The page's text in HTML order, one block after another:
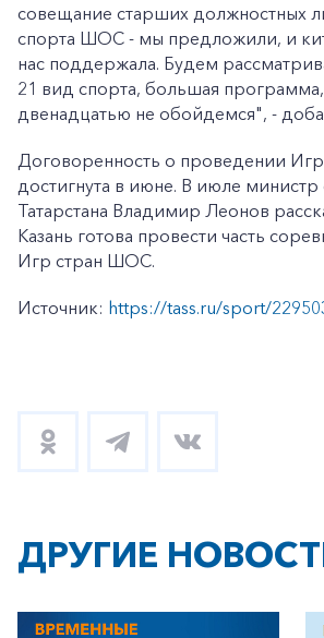
совещание старших должностных
спорта ШОС - мы предложили, и
нас поддержала. Будем
21 вид спорта, большая
двенадцатью не обойдемся", -
Договоренность о проведении
достигнута в июне. В июле министр
Татарстана Владимир Леонов
Казань готова провести часть
Игр стран ШОС.
Источник: https://tass.ru/sport/
ДРУГИЕ